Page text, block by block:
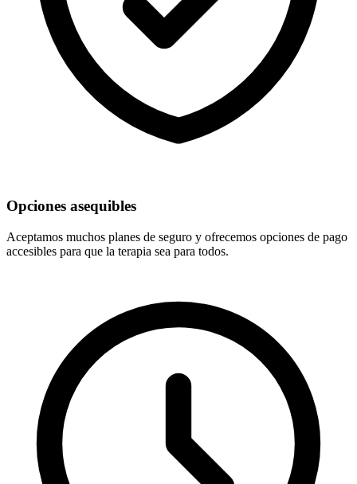
Opciones asequibles
Aceptamos muchos planes de seguro y ofrecemos opciones de pago
accesibles para que la terapia sea para todos.